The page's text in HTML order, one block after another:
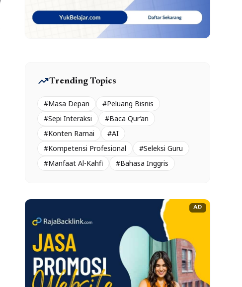
trending_upTrending Topics
#Masa Depan
#Peluang Bisnis
#Sepi Interaksi
#Baca Qur’an
#Konten Ramai
#AI
#Kompetensi Profesional
#Seleksi Guru
#Manfaat Al-Kahfi
#Bahasa Inggris
AD